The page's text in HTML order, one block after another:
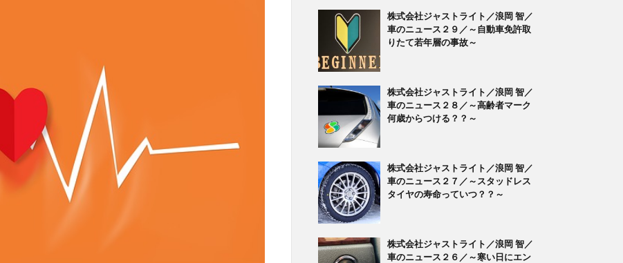
株式会社ジャストライト／浪岡 智／
車のニュース２９／～自動車免許取
りたて若年層の事故～
株式会社ジャストライト／浪岡 智／
車のニュース２８／～高齢者マーク
何歳からつける？？～
株式会社ジャストライト／浪岡 智／
車のニュース２７／～スタッドレス
タイヤの寿命っていつ？？～
株式会社ジャストライト／浪岡 智／
車のニュース２６／～寒い日にエン